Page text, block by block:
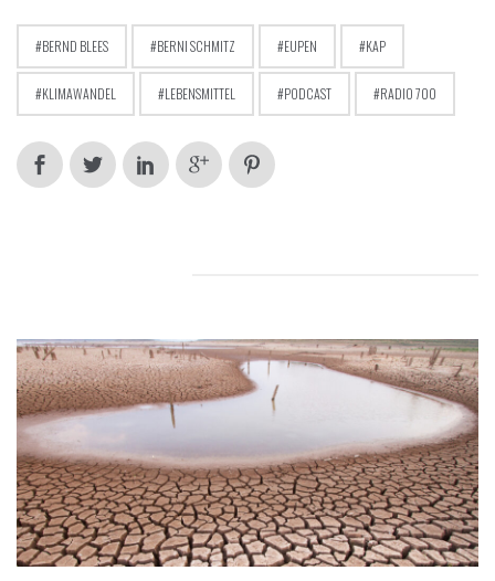
BERND BLEES BERNI SCHMITZ EUPEN KAP
KLIMAWANDEL LEBENSMITTEL PODCAST RADIO 700